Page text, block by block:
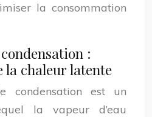
la consommation
:
la chaleur latente
condensation est un
la vapeur d’eau